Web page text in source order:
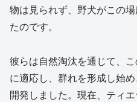
物は見られず、野犬がこの
たのです。
彼らは自然淘汰を通じて、
に適応し、群れを形成し始
開発しました。現在、ティ